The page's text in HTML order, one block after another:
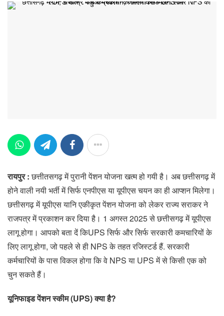
रायपुर :छत्तीतसगढ़ में पुरानी पेंशन योजना खत्म हो गयी है। अब छत्तीसगढ़ में
होने वाली नयी भर्ती में सिर्फ एनपीएस या यूपीएस चयन का ही आप्शन मिलेगा।
छत्तीसगढ़ में यूपीएस यानि एकीकृत पेंशन योजना को लेकर राज्य सराकर ने
राजपत्र में प्रकाशन कर दिया है। 1 अगस्त 2025 से छत्तीसगढ़ में यूपीएस
लागू होगा। आपको बता दें किUPS स‍िर्फ और सिर्फ सरकारी कमचारियों के
लिए लागू होगा, जो पहले से ही NPS के तहत रजिस्‍टर्ड हैं. सरकारी
कर्मचारियों के पास विकल होगा कि वे NPS या UPS में से किसी एक को
चुन सकते हैं।
यूनिफाइड पेंशन स्कीम (UPS) क्‍या है?